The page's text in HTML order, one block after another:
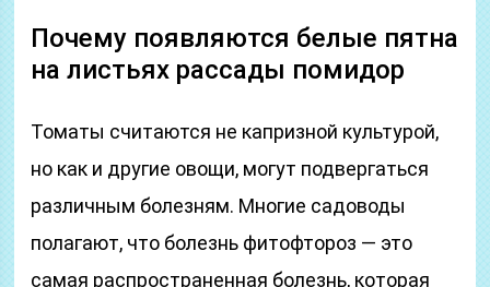
Почему появляются белые пятна
на листьях рассады помидор
Томаты считаются не капризной культурой,
но как и другие овощи, могут подвергаться
различным болезням. Многие садоводы
полагают, что болезнь фитофтороз — это
самая распространенная болезнь, которая